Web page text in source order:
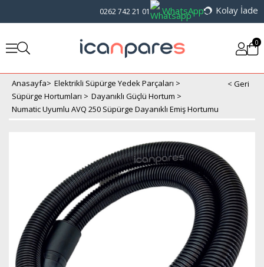
0262 742 21 01 WhatsApp Kolay İade
0
Anasayfa> Elektrikli Süpürge Yedek Parçaları >
Süpürge Hortumları > Dayanıklı Güçlü Hortum >
Numatic Uyumlu AVQ 250 Süpürge Dayanıklı Emiş Hortumu